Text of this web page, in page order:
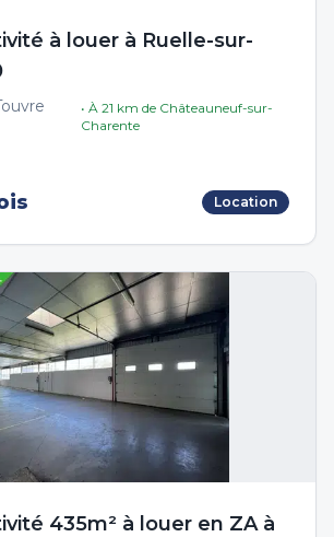
à louer à Ruelle-sur-
• À 21 km de Châteauneuf-sur-
Charente
Location
435m² à louer en ZA à